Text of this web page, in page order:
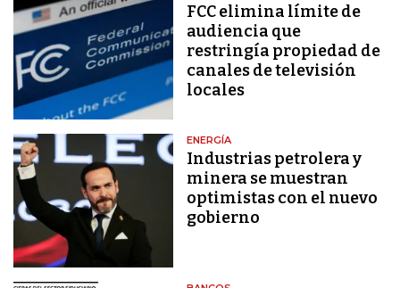
FCC elimina límite de
audiencia que
restringía propiedad de
canales de televisión
locales
ENERGÍA
Industrias petrolera y
minera se muestran
optimistas con el nuevo
gobierno